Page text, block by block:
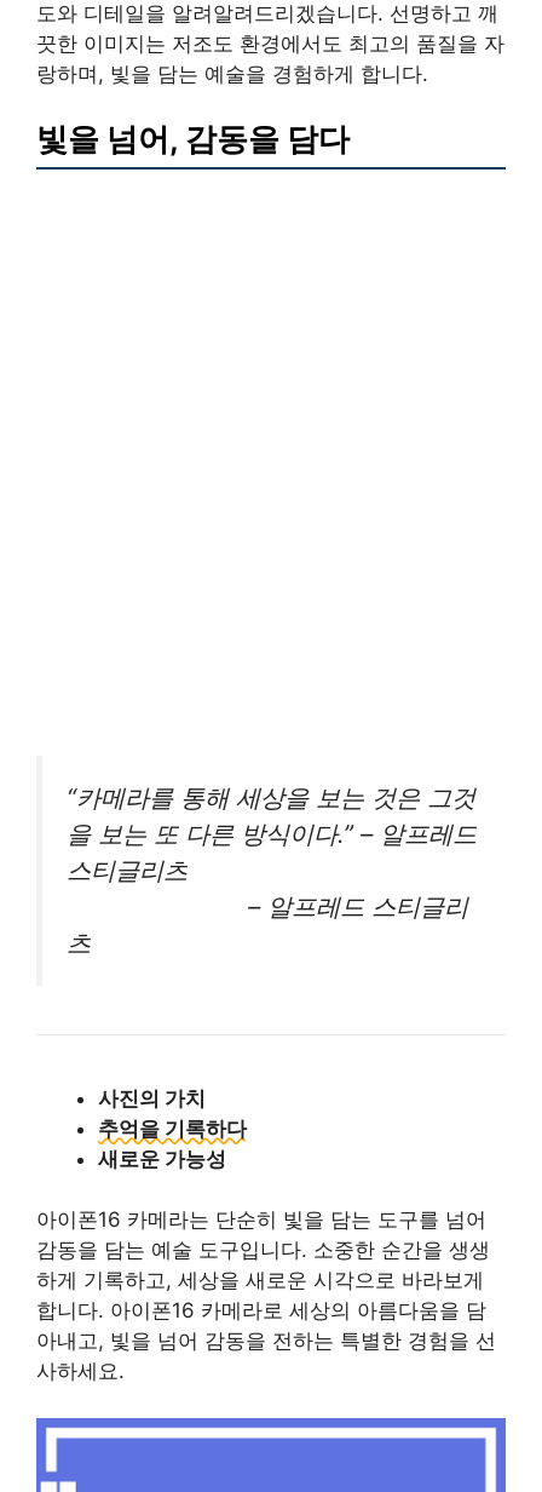
도와 디테일을 알려알려드리겠습니다. 선명하고 깨
끗한 이미지는 저조도 환경에서도 최고의 품질을 자
랑하며, 빛을 담는 예술을 경험하게 합니다.
빛을 넘어, 감동을 담다
“카메라를 통해 세상을 보는 것은 그것
을 보는 또 다른 방식이다.” – 알프레드
스티글리츠
– 알프레드 스티글리
츠
사진의 가치
추억을 기록하다
새로운 가능성
아이폰16 카메라는 단순히 빛을 담는 도구를 넘어
감동을 담는 예술 도구입니다. 소중한 순간을 생생
하게 기록하고, 세상을 새로운 시각으로 바라보게
합니다. 아이폰16 카메라로 세상의 아름다움을 담
아내고, 빛을 넘어 감동을 전하는 특별한 경험을 선
사하세요.